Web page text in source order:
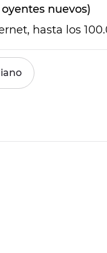
oyentes nuevos)
hasta los